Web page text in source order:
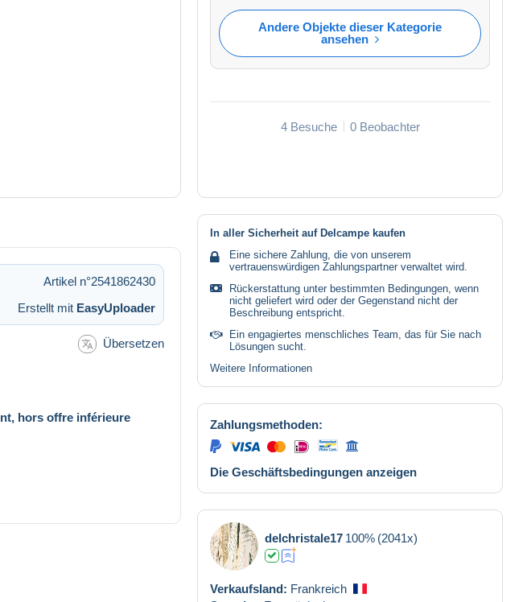
Andere Objekte dieser Kategorie
ansehen
4 Besuche 0 Beobachter
Artikel n°2541862430
Erstellt mit EasyUploader
Übersetzen
hors offre inférieure
In aller Sicherheit auf Delcampe kaufen
Eine sichere Zahlung, die von unserem
vertrauenswürdigen Zahlungspartner verwaltet wird.
Rückerstattung unter bestimmten Bedingungen, wenn
nicht geliefert wird oder der Gegenstand nicht der
Beschreibung entspricht.
Ein engagiertes menschliches Team, das für Sie nach
Lösungen sucht.
Weitere Informationen
Zahlungsmethoden:
Die Geschäftsbedingungen anzeigen
delchristale17 100% (2041x)
Verkaufsland: Frankreich